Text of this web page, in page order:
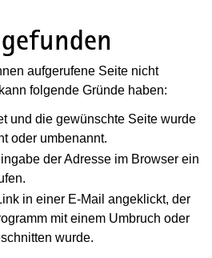
aufgerufene Seite nicht
folgende Gründe haben:
und die gewünschte Seite wurde
oder umbenannt.
der Adresse im Browser ein
in einer E-Mail angeklickt, der
mit einem Umbruch oder
wurde.